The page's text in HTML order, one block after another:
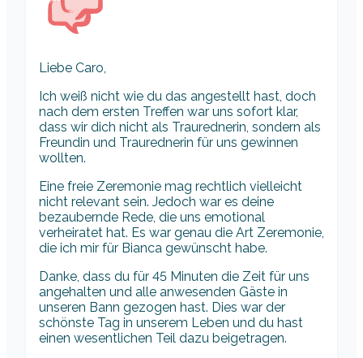
Liebe Caro,
Ich weiß nicht wie du das angestellt hast, doch
nach dem ersten Treffen war uns sofort klar,
dass wir dich nicht als Traurednerin, sondern als
Freundin und Traurednerin für uns gewinnen
wollten.
Eine freie Zeremonie mag rechtlich vielleicht
nicht relevant sein. Jedoch war es deine
bezaubernde Rede, die uns emotional
verheiratet hat. Es war genau die Art Zeremonie,
die ich mir für Bianca gewünscht habe.
Danke, dass du für 45 Minuten die Zeit für uns
angehalten und alle anwesenden Gäste in
unseren Bann gezogen hast. Dies war der
schönste Tag in unserem Leben und du hast
einen wesentlichen Teil dazu beigetragen.